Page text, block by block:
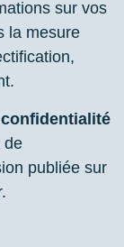
sur vos
la mesure
de
publiée sur